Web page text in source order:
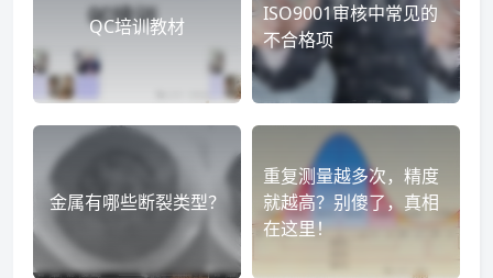
QC培训教材
ISO9001审核中常见的
不合格项
金属有哪些断裂类型？
重复测量越多次，精度
就越高？别傻了，真相
在这里！